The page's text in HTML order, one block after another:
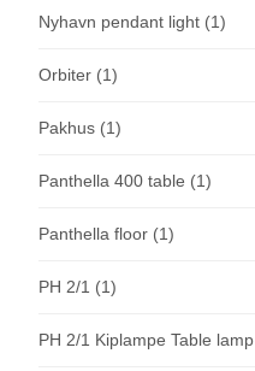
Nyhavn pendant light (1)
Orbiter (1)
Pakhus (1)
Panthella 400 table (1)
Panthella floor (1)
PH 2/1 (1)
PH 2/1 Kiplampe Table lamp